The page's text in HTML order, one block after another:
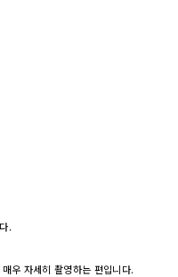
.
우 자세히 촬영하는 편입니다.